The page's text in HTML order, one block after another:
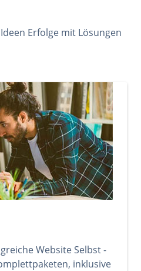
Erfolge mit Lösungen
Website Selbst -
inklusive